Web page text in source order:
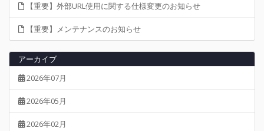
【重要】外部URL使用に関する仕様変更のお知らせ
【重要】メンテナンスのお知らせ
アーカイブ
2026年07月
2026年05月
2026年02月